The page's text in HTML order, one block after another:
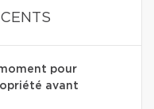
pour
avant